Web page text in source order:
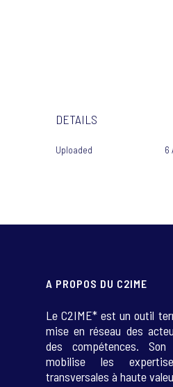
DETAILS
Uploaded 6
A PROPOS DU C2IME
Le C2IME* est un outil
mise en réseau des
des compétences.
mobilise les
transversales à haute